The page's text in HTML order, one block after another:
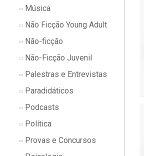
Música
Não Ficção Young Adult
Não-ficção
Não-Ficção Juvenil
Palestras e Entrevistas
Paradidáticos
Podcasts
Política
Provas e Concursos